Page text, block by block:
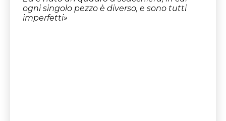
ogni singolo pezzo è diverso, e sono tutti
imperfetti»